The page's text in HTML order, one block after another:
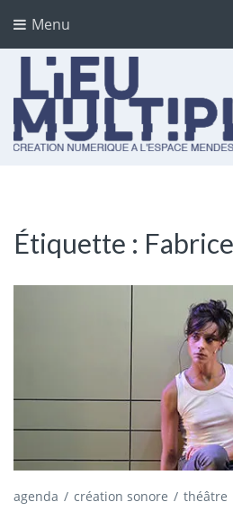
Menu
Étiquette :
agenda création sonore théâtre